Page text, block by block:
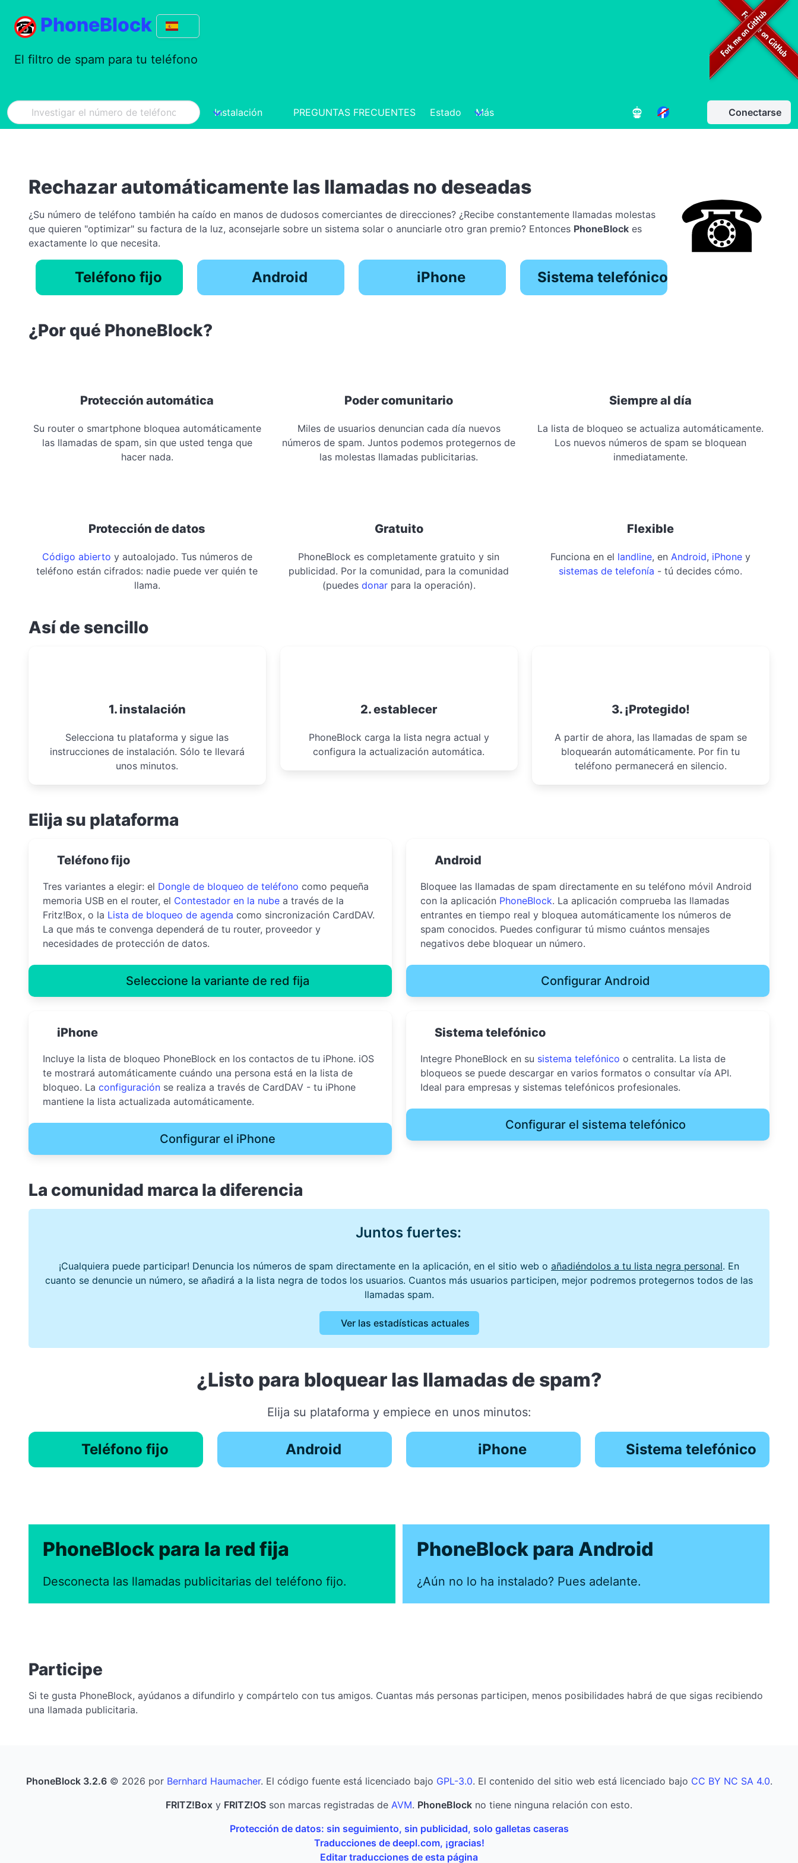
PhoneBlock
El filtro de spam para tu teléfono
Instalación PREGUNTAS FRECUENTES Estado Más Conectarse
Rechazar automáticamente las llamadas no deseadas
¿Su número de teléfono también ha caído en manos de dudosos comerciantes de direcciones? ¿Recibe constantemente llamadas molestas
que quieren "optimizar" su factura de la luz, aconsejarle sobre un sistema solar o anunciarle otro gran premio? Entonces PhoneBlock es
exactamente lo que necesita.
Teléfono fijo Android iPhone Sistema telefónico
¿Por qué PhoneBlock?
Protección automática
Su router o smartphone bloquea automáticamente
las llamadas de spam, sin que usted tenga que
hacer nada.
Poder comunitario
Miles de usuarios denuncian cada día nuevos
números de spam. Juntos podemos protegernos de
las molestas llamadas publicitarias.
Siempre al día
La lista de bloqueo se actualiza automáticamente.
Los nuevos números de spam se bloquean
inmediatamente.
Protección de datos
Código abierto y autoalojado. Tus números de
teléfono están cifrados: nadie puede ver quién te
llama.
Gratuito
PhoneBlock es completamente gratuito y sin
publicidad. Por la comunidad, para la comunidad
(puedes donarpara la operación).
Flexible
Funciona en el landline, enAndroid, iPhone y
sistemas de telefonía - tú decides cómo.
Así de sencillo
1. instalación
Selecciona tu plataforma y sigue las
instrucciones de instalación. Sólo te llevará
unos minutos.
2. establecer
PhoneBlock carga la lista negra actual y
configura la actualización automática.
3. ¡Protegido!
A partir de ahora, las llamadas de spam se
bloquearán automáticamente. Por fin tu
teléfono permanecerá en silencio.
Elija su plataforma
Teléfono fijo
Tres variantes a elegir: el Dongle de bloqueo de teléfono como pequeña
memoria USB en el router, el Contestador en la nube a través de la
Fritz!Box, o la Lista de bloqueo de agenda como sincronización CardDAV.
La que más te convenga dependerá de tu router, proveedor y
necesidades de protección de datos.
Seleccione la variante de red fija
Android
Bloquee las llamadas de spam directamente en su teléfono móvil Android
con la aplicación PhoneBlock. La aplicación comprueba las llamadas
entrantes en tiempo real y bloquea automáticamente los números de
spam conocidos. Puedes configurar tú mismo cuántos mensajes
negativos debe bloquear un número.
Configurar Android
iPhone
Incluye la lista de bloqueo PhoneBlock en los contactos de tu iPhone. iOS
te mostrará automáticamente cuándo una persona está en la lista de
bloqueo. La configuración se realiza a través de CardDAV - tu iPhone
mantiene la lista actualizada automáticamente.
Configurar el iPhone
Sistema telefónico
Integre PhoneBlock en su sistema telefónico o centralita. La lista de
bloqueos se puede descargar en varios formatos o consultar vía API.
Ideal para empresas y sistemas telefónicos profesionales.
Configurar el sistema telefónico
La comunidad marca la diferencia
Juntos fuertes:
¡Cualquiera puede participar! Denuncia los números de spam directamente en la aplicación, en el sitio web o añadiéndolos a tu lista negra personal. En
cuanto se denuncie un número, se añadirá a la lista negra de todos los usuarios. Cuantos más usuarios participen, mejor podremos protegernos todos de las
llamadas spam.
Ver las estadísticas actuales
¿Listo para bloquear las llamadas de spam?
Elija su plataforma y empiece en unos minutos:
Teléfono fijo Android iPhone Sistema telefónico
PhoneBlock para la red fija
Desconecta las llamadas publicitarias del teléfono fijo.
PhoneBlock para Android
¿Aún no lo ha instalado? Pues adelante.
Participe
Si te gusta PhoneBlock, ayúdanos a difundirlo y compártelo con tus amigos. Cuantas más personas participen, menos posibilidades habrá de que sigas recibiendo
una llamada publicitaria.
PhoneBlock 3.2.6© 2026 por Bernhard Haumacher. El código fuente está licenciado bajo GPL-3.0. El contenido del sitio web está licenciado bajo CC BY NC SA 4.0.
FRITZ!Box y FRITZ!OS son marcas registradas de AVM. PhoneBlock no tiene ninguna relación con esto.
Protección de datos: sin seguimiento, sin publicidad, solo galletas caseras
Traducciones de deepl.com, ¡gracias!
Editar traducciones de esta página